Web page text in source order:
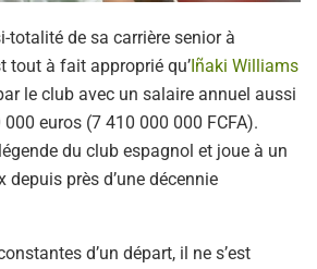
totalité de sa carrière senior à
tout à fait approprié qu’Iñaki Williams
le club avec un salaire annuel aussi
euros (7 410 000 000 FCFA).
du club espagnol et joue à un
depuis près d’une décennie
d’un départ, il ne s’est